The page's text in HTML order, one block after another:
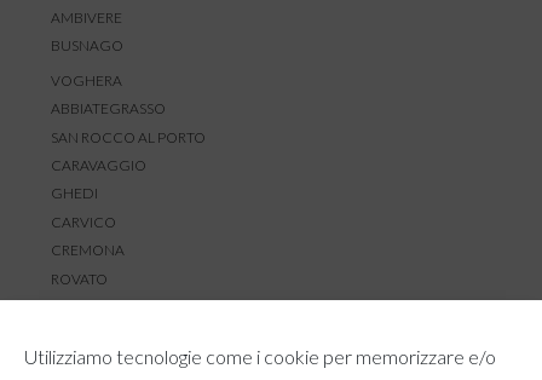
Utilizziamo tecnologie come i cookie per memorizzare e/o
AMBIVERE
BUSNAGO
VOGHERA
ABBIATEGRASSO
SAN ROCCO AL PORTO
CARAVAGGIO
GHEDI
CARVICO
CREMONA
ROVATO